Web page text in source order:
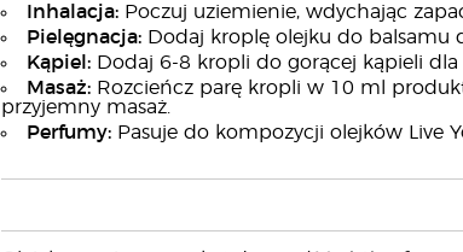
Inhalacja:Poczuj uziemienie, wdychając
Pielęgnacja:Dodaj kroplę olejku do balsamu
Kąpiel:Dodaj 6-8 kropli do gorącej kąpieli dla
Masaż:Rozcieńcz parę kropli w 10 ml
przyjemny masaż.
Perfumy:Pasuje do kompozycji olejków Live